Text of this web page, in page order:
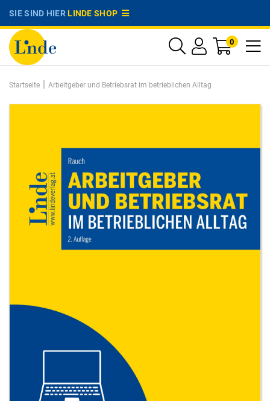
SIE SIND HIERLINDE SHOP
0
Startseite | Arbeitgeber und Betriebsrat im betrieblichen Alltag